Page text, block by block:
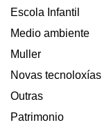
Escola Infantil
Medio ambiente
Muller
Novas tecnoloxías
Outras
Patrimonio